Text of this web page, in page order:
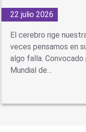
22 julio 2026
El cerebro rige
veces pensamos en
algo falla. Convocado
Mundial de…